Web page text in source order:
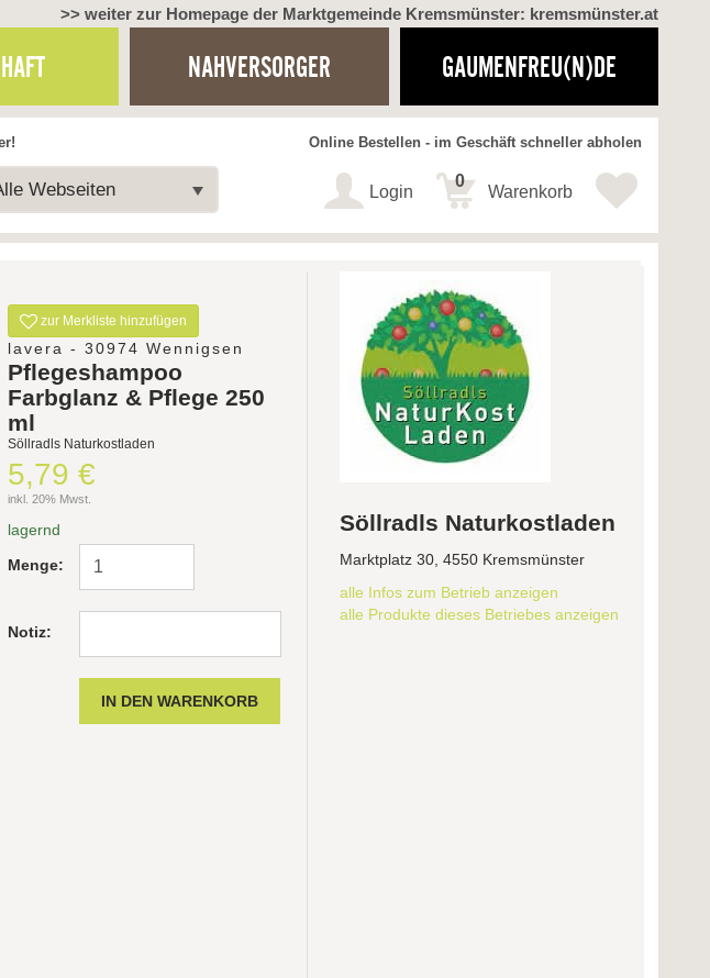
>> weiter zur Homepage der Marktgemeinde Kremsmünster: kremsmünster.at
NAHVERSORGER GAUMENFREU(N)DE
Webseiten
Online Bestellen - im Geschäft schneller abholen
Login Warenkorb
0
zur Merkliste hinzufügen
lavera - 30974 Wennigsen
Pflegeshampoo
Farbglanz & Pflege 250
ml
Söllradls Naturkostladen
5,79 €
inkl. 20% Mwst.
lagernd
Menge:
Notiz:
Söllradls Naturkostladen
Marktplatz 30, 4550 Kremsmünster
alle Infos zum Betrieb anzeigen
alle Produkte dieses Betriebes anzeigen